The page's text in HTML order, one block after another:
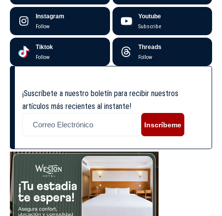
Instagram
Follow
Youtube
Subscribe
Tiktok
Follow
Threads
Follow
¡Suscríbete a nuestro boletín para recibir nuestros
artículos más recientes al instante!
Inscríbeme